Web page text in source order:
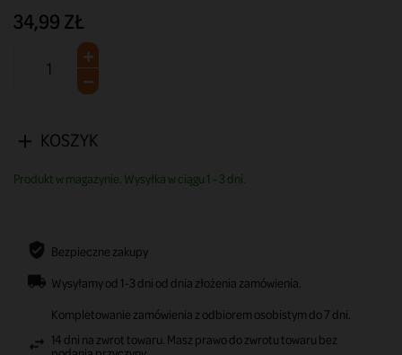
34,99 ZŁ
KOSZYK
Produkt w magazynie. Wysyłka w ciągu 1 - 3 dni.
Bezpieczne zakupy
Wysyłamy od 1-3 dni od dnia złożenia zamówienia.
Kompletowanie zamówienia z odbiorem osobistym do 7 dni.
14 dni na zwrot towaru. Masz prawo do zwrotu towaru bez